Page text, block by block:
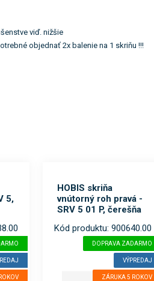
viď. nižšie
objednať 2x balenie na 1 skriňu !!!
5,
HOBIS skriňa
vnútorný roh pravá -
SRV 5 01 P, čerešňa
Kód produktu: 900640.00
DOPRAVA ZADARMO
VÝPREDAJ
ZÁRUKA 5 ROKOV